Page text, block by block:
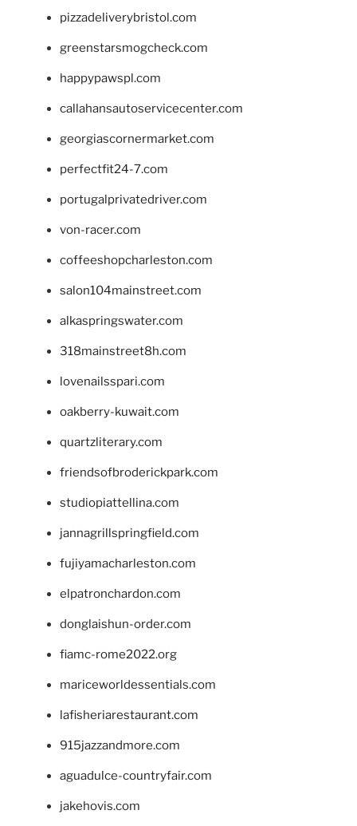
pizzadeliverybristol.com
greenstarsmogcheck.com
happypawspl.com
callahansautoservicecenter.com
georgiascornermarket.com
perfectfit24-7.com
portugalprivatedriver.com
von-racer.com
coffeeshopcharleston.com
salon104mainstreet.com
alkaspringswater.com
318mainstreet8h.com
lovenailsspari.com
oakberry-kuwait.com
quartzliterary.com
friendsofbroderickpark.com
studiopiattellina.com
jannagrillspringfield.com
fujiyamacharleston.com
elpatronchardon.com
donglaishun-order.com
fiamc-rome2022.org
mariceworldessentials.com
lafisheriarestaurant.com
915jazzandmore.com
aguadulce-countryfair.com
jakehovis.com